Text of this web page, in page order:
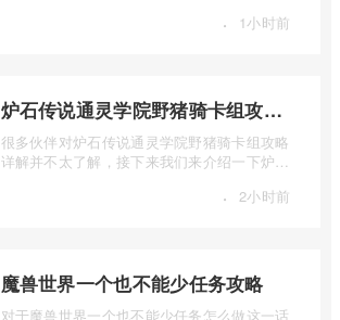
· 1小时前
炉石传说通灵学院野猪骑卡组攻略详细解析
很多伙伴对炉石传说通灵学院野猪骑卡组攻略
详解并不太了解，接下来我们来介绍一下炉石
· 2小时前
魔兽世界一个也不能少任务攻略
对于魔兽世界一个也不能少任务怎么做这一话